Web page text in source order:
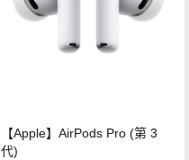
【Apple】AirPods Pro (第 3
代)